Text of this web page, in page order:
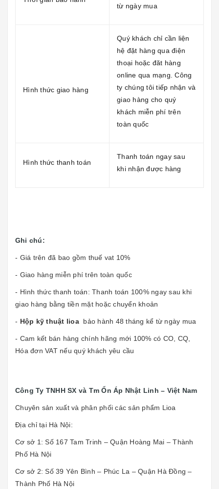
từ ngày mua
Hình thức giao hàng
Quý khách chỉ cần liện
hệ đặt hàng qua điện
thoại hoặc đăt hàng
online qua mạng. Công
ty chúng tôi tiếp nhận và
giao hàng cho quý
khách miễn phí trên
toàn quốc
Hình thức thanh toán
Thanh toán ngay sau
khi nhận được hàng
Ghi chú:
- Giá trên đã bao gồm thuế vat 10%
- Giao hàng miễn phí trên toàn quốc
- Hình thức thanh toán: Thanh toán 100% ngay sau khi
giao hàng bằng tiền mặt hoặc chuyển khoản
- Hộp kỹ thuật lioabảo hành 48 tháng kể từ ngày mua
- Cam kết bán hàng chính hãng mới 100% có CO, CQ,
Hóa đơn VAT nếu quý khách yêu cầu
Công Ty TNHH SX và Tm Ổn Áp Nhật Linh – Việt Nam
Chuyên sản xuất và phân phối các sản phẩm Lioa
Địa chỉ tại Hà Nội:
Cơ sở 1: Số 167 Tam Trinh – Quận Hoàng Mai – Thành
Phố Hà Nội
Cơ sở 2: Số 39 Yên Bình – Phúc La – Quận Hà Đồng –
Thành Phố Hà Nội